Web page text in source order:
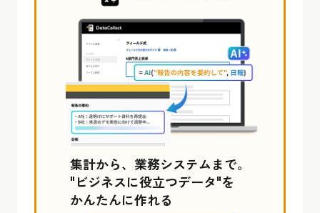
集計から、業務システムまで。
"ビジネスに役立つデータ"を
かんたんに作れる